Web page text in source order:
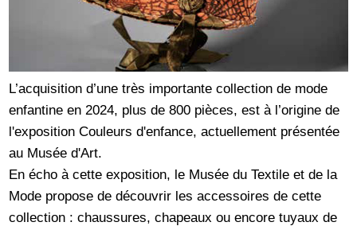
L’acquisition d’une très importante collection de mode
enfantine en 2024, plus de 800 pièces, est à l’origine de
l'exposition Couleurs d'enfance, actuellement présentée
au Musée d'Art.
En écho à cette exposition, le Musée du Textile et de la
Mode propose de découvrir les accessoires de cette
collection : chaussures, chapeaux ou encore tuyaux de